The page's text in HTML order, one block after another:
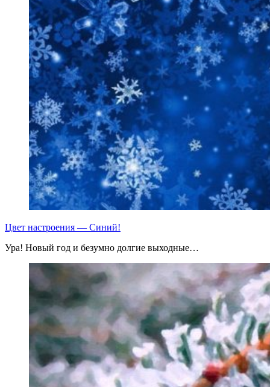
Цвет настроения — Синий!
Ура! Новый год и безумно долгие выходные…